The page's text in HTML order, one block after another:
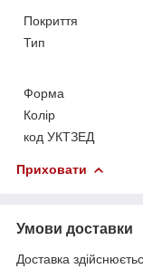
Покриття
Тип
Форма
Колір
код УКТЗЕД
Приховати
Умови доставки
Доставка